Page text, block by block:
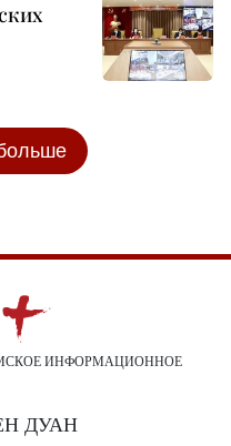
ИНФОРМАЦИОННОЕ
ДУАН